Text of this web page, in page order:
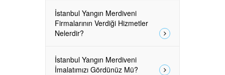
İstanbul Yangın Merdiveni
Firmalarının Verdiği Hizmetler
Nelerdir?
İstanbul Yangın Merdiveni
İmalatımızı Gördünüz Mü?